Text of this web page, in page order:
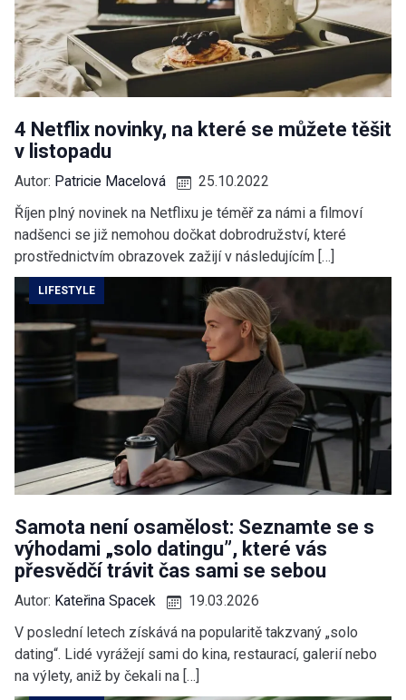
4 Netflix novinky, na které se můžete těšit
v listopadu
Autor: Patricie Macelová
25.10.2022
Říjen plný novinek na Netflixu je téměř za námi a filmoví
nadšenci se již nemohou dočkat dobrodružství, které
prostřednictvím obrazovek zažijí v následujícím […]
LIFESTYLE
Samota není osamělost: Seznamte se s
výhodami „solo datingu”, které vás
přesvědčí trávit čas sami se sebou
Autor: Kateřina Spacek
19.03.2026
V poslední letech získává na popularitě takzvaný „solo
dating“. Lidé vyrážejí sami do kina, restaurací, galerií nebo
na výlety, aniž by čekali na […]